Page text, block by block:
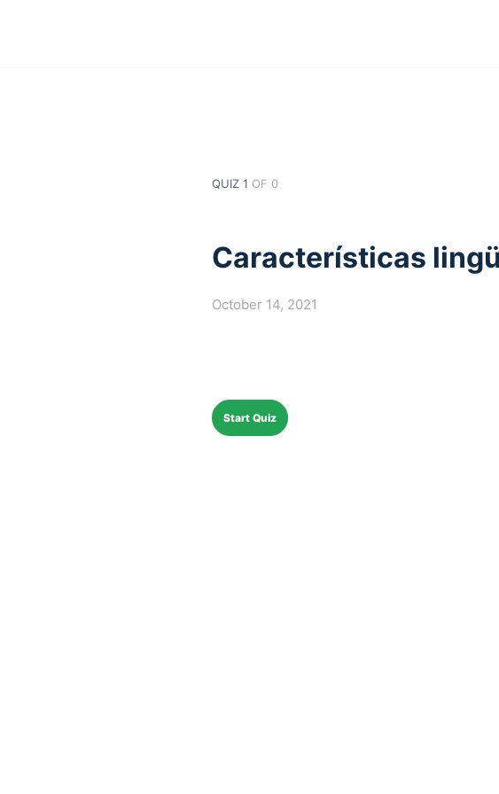
QUIZ 1 OF 0
Características
October 14, 2021